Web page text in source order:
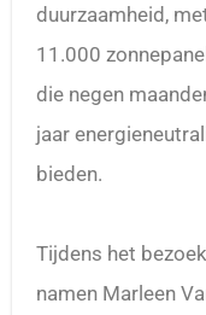
duurzaamheid,
11.000
die negen
jaar
bieden.
Tijdens het bezoek
namen Marleen